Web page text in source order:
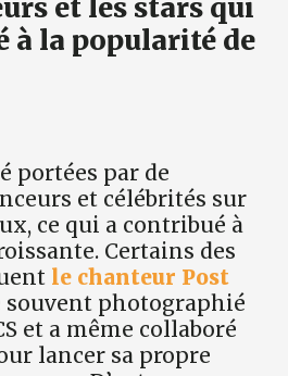
et les stars qui
à la popularité de
portées par de
et célébrités sur
ce qui a contribué à
Certains des
le chanteur Post
souvent photographié
et a même collaboré
lancer sa propre